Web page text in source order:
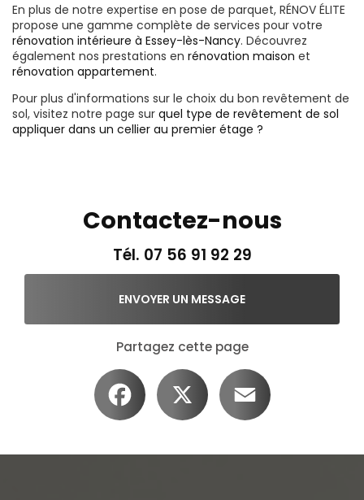
En plus de notre expertise en pose de parquet, RÉNOV ÉLITE
propose une gamme complète de services pour votre
rénovation intérieure à Essey-lès-Nancy. Découvrez
également nos prestations en rénovation maison et
rénovation appartement.
Pour plus d'informations sur le choix du bon revêtement de
sol, visitez notre page sur quel type de revêtement de sol
appliquer dans un cellier au premier étage ?
Contactez-nous
Tél. 07 56 91 92 29
ENVOYER UN MESSAGE
Partagez cette page
Facebook